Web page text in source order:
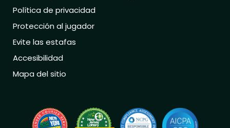
Política de privacidad
Protección al jugador
Evite las estafas
Accesibilidad
Mapa del sitio